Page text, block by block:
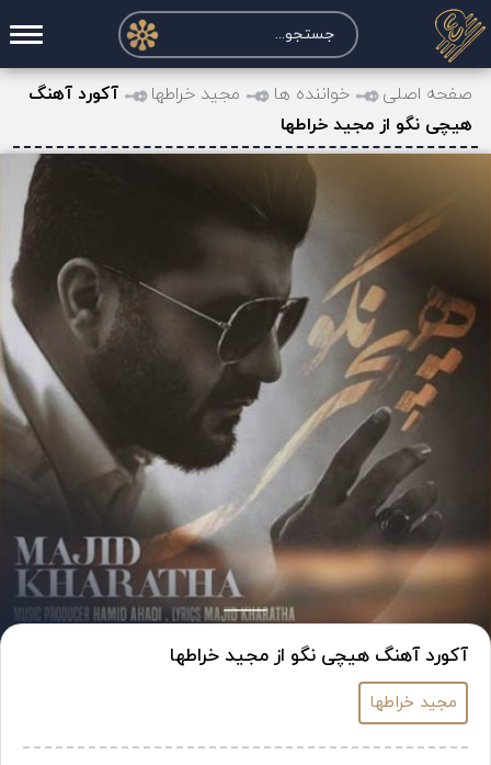
صفحه اصلی
درخواست آکورد
تماس با ما
حساب کاربری
صفحه اصلی خواننده ها مجید خراطها
آکورد آهنگ
هیچی نگو از مجید خراطها
آکورد آهنگ هیچی نگو از مجید خراطها
مجید خراطها